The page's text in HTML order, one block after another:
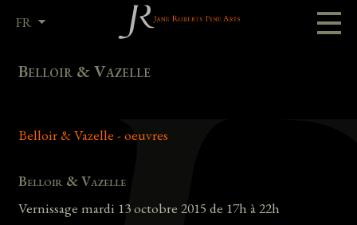
FR
Belloir & Vazelle
Belloir & Vazelle - oeuvres
Belloir & Vazelle
Vernissage mardi 13 octobre 2015 de 17h à 22h